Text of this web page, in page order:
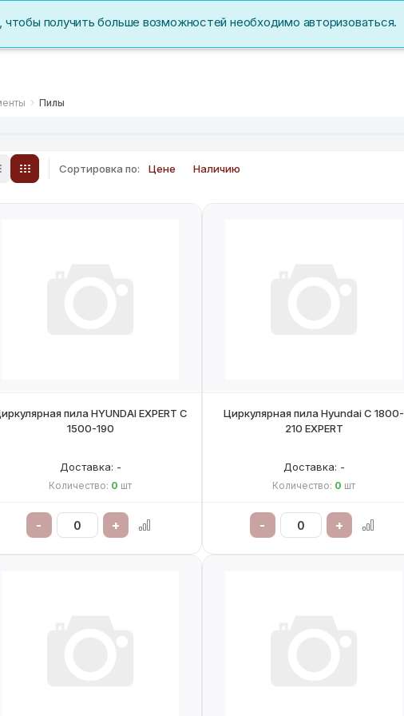
Акции Перс. данные
Пилы
Сортировка по: Цене Наличию
пила HYUNDAI EXPERT C
1500-190
Доставка: -
Количество: 0 шт
- +
Циркулярная пила Hyundai C 1800-
210 EXPERT
Доставка: -
Количество: 0 шт
- +
получить больше возможностей необходимо авторизоваться.